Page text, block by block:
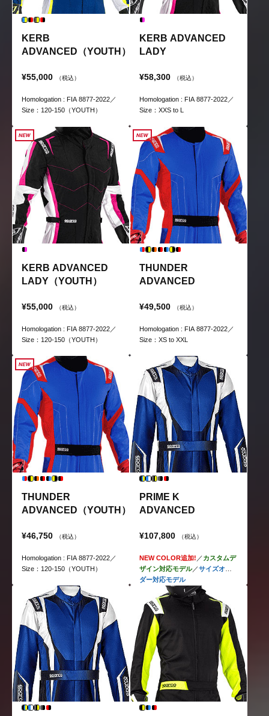
KERB
ADVANCED（YOUTH）
¥55,000 （税込）
Homologation : FIA 8877-2022／
Size：120-150（YOUTH）
KERB ADVANCED
LADY
¥58,300 （税込）
Homologation : FIA 8877-2022／
Size：XXS to L
KERB ADVANCED
LADY（YOUTH）
¥55,000 （税込）
Homologation : FIA 8877-2022／
Size：120-150（YOUTH）
THUNDER
ADVANCED
¥49,500 （税込）
Homologation : FIA 8877-2022／
Size：XS to XXL
THUNDER
ADVANCED（YOUTH）
¥46,750 （税込）
Homologation : FIA 8877-2022／
Size：120-150（YOUTH）
PRIME K
ADVANCED
¥107,800 （税込）
NEW COLOR追加! ／カスタムデ
ザイン対応モデル／サイズオー
ダー対応モデル